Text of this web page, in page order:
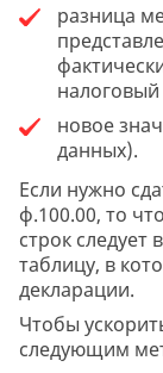
разница
новое
данных).
Если нужно
ф.100.00, то
строк следует
таблицу, в
декларации.
Чтобы
следующим